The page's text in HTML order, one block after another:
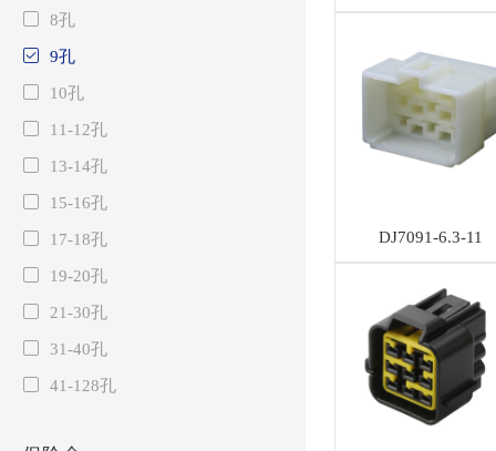
8孔
9孔
10孔
11-12孔
13-14孔
15-16孔
17-18孔
19-20孔
21-30孔
31-40孔
41-128孔
DJ7091-6.3-11